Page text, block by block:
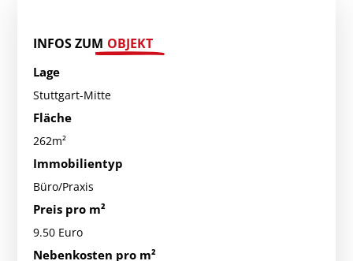
INFOS ZUM OBJEKT
Lage
Stuttgart-Mitte
Fläche
262m²
Immobilientyp
Büro/Praxis
Preis pro m²
9.50 Euro
Nebenkosten pro m²